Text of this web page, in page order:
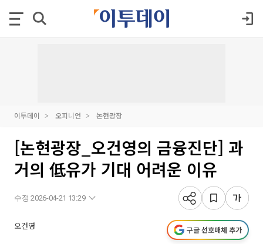
이투데이 오피니언 논현광장
[논현광장_오건영의 금융진단] 과
거의 低유가 기대 어려운 이유
수정 2026-04-21 13:29
오건영 구글 선호매체 추가